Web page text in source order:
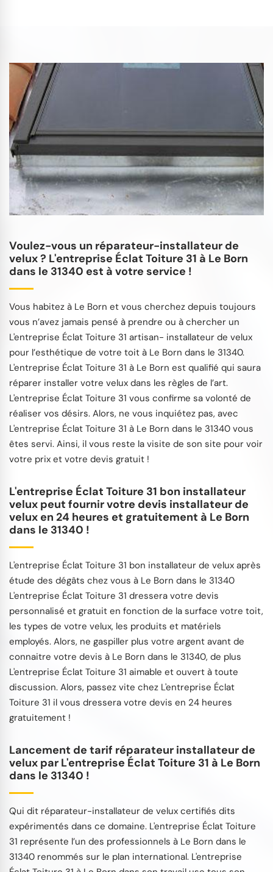
Voulez-vous un réparateur-installateur de
velux ? L'entreprise Éclat Toiture 31 à Le Born
dans le 31340 est à votre service !
Vous habitez à Le Born et vous cherchez depuis toujours
vous n’avez jamais pensé à prendre ou à chercher un
L'entreprise Éclat Toiture 31 artisan- installateur de velux
pour l’esthétique de votre toit à Le Born dans le 31340.
L'entreprise Éclat Toiture 31 à Le Born est qualifié qui saura
réparer installer votre velux dans les règles de l’art.
L'entreprise Éclat Toiture 31 vous confirme sa volonté de
réaliser vos désirs. Alors, ne vous inquiétez pas, avec
L'entreprise Éclat Toiture 31 à Le Born dans le 31340 vous
êtes servi. Ainsi, il vous reste la visite de son site pour voir
votre prix et votre devis gratuit !
L'entreprise Éclat Toiture 31 bon installateur
velux peut fournir votre devis installateur de
velux en 24 heures et gratuitement à Le Born
dans le 31340 !
L'entreprise Éclat Toiture 31 bon installateur de velux après
étude des dégâts chez vous à Le Born dans le 31340
L'entreprise Éclat Toiture 31 dressera votre devis
personnalisé et gratuit en fonction de la surface votre toit,
les types de votre velux, les produits et matériels
employés. Alors, ne gaspiller plus votre argent avant de
connaitre votre devis à Le Born dans le 31340, de plus
L'entreprise Éclat Toiture 31 aimable et ouvert à toute
discussion. Alors, passez vite chez L'entreprise Éclat
Toiture 31 il vous dressera votre devis en 24 heures
gratuitement !
Lancement de tarif réparateur installateur de
velux par L'entreprise Éclat Toiture 31 à Le Born
dans le 31340 !
Qui dit réparateur-installateur de velux certifiés dits
expérimentés dans ce domaine. L'entreprise Éclat Toiture
31 représente l’un des professionnels à Le Born dans le
31340 renommés sur le plan international. L'entreprise